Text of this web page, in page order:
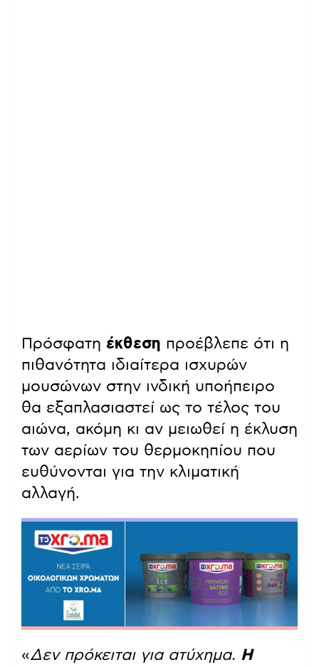
Πρόσφατη έκθεση προέβλεπε ότι η
πιθανότητα ιδιαίτερα ισχυρών
μουσώνων στην ινδική υποήπειρο
θα εξαπλασιαστεί ως το τέλος του
αιώνα, ακόμη κι αν μειωθεί η έκλυση
των αερίων του θερμοκηπίου που
ευθύνονται για την κλιματική
αλλαγή.
«Δεν πρόκειται για ατύχημα. Η